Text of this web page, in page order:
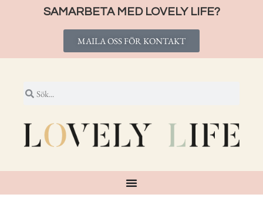
SAMARBETA MED LOVELY LIFE?
MAILA OSS FÖR KONTAKT